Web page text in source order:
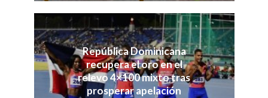
República Dominicana
recupera el oro en el
relevo 4×100 mixto tras
prosperar apelación